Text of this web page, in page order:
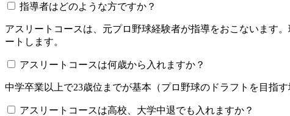
指導者はどのような方ですか？
アスリートコースは、元プロ野球経験者が指導をおこないます
ートします。
アスリートコースは何歳から入れますか？
中学卒業以上で23歳位までが基本（プロ野球のドラフトを目指
アスリートコースは高校、大学中退でも入れますか？